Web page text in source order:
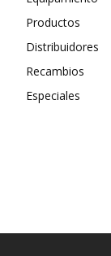
Productos
Distribuidores
Recambios
Especiales